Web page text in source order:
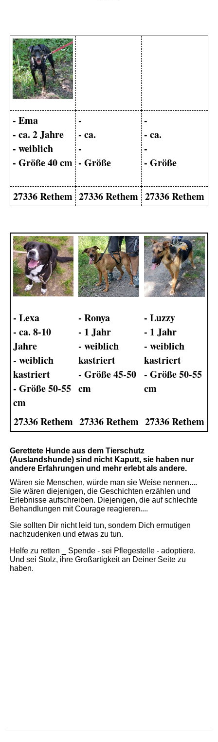
- Ema
- ca. 2 Jahre
- weiblich
- Größe 40 cm
-
- ca.
-
- Größe
-
- ca.
-
- Größe
27336 Rethem 27336 Rethem 27336 Rethem
- Lexa
- ca. 8-10
Jahre
- weiblich
kastriert
- Größe 50-55
cm
- Ronya
- 1 Jahr
- weiblich
kastriert
- Größe 45-50
cm
- Luzzy
- 1 Jahr
- weiblich
kastriert
- Größe 50-55
cm
27336 Rethem 27336 Rethem 27336 Rethem
Gerettete Hunde aus dem Tierschutz
(Auslandshunde) sind nicht Kaputt, sie haben nur
andere Erfahrungen und mehr erlebt als andere.
Wären sie Menschen, würde man sie Weise nennen....
Sie wären diejenigen, die Geschichten erzählen und
Erlebnisse aufschreiben. Diejenigen, die auf schlechte
Behandlungen mit Courage reagieren....
Sie sollten Dir nicht leid tun, sondern Dich ermutigen
nachzudenken und etwas zu tun.
Helfe zu retten _ Spende - sei Pflegestelle - adoptiere.
Und sei Stolz, ihre Großartigkeit an Deiner Seite zu
haben.